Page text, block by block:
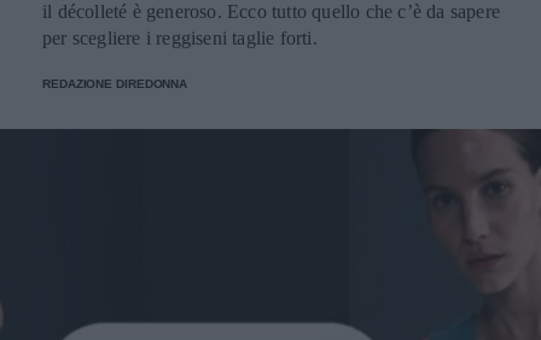
il décolleté è generoso. Ecco tutto quello che c’è da sapere
per scegliere i reggiseni taglie forti.
REDAZIONE DIREDONNA